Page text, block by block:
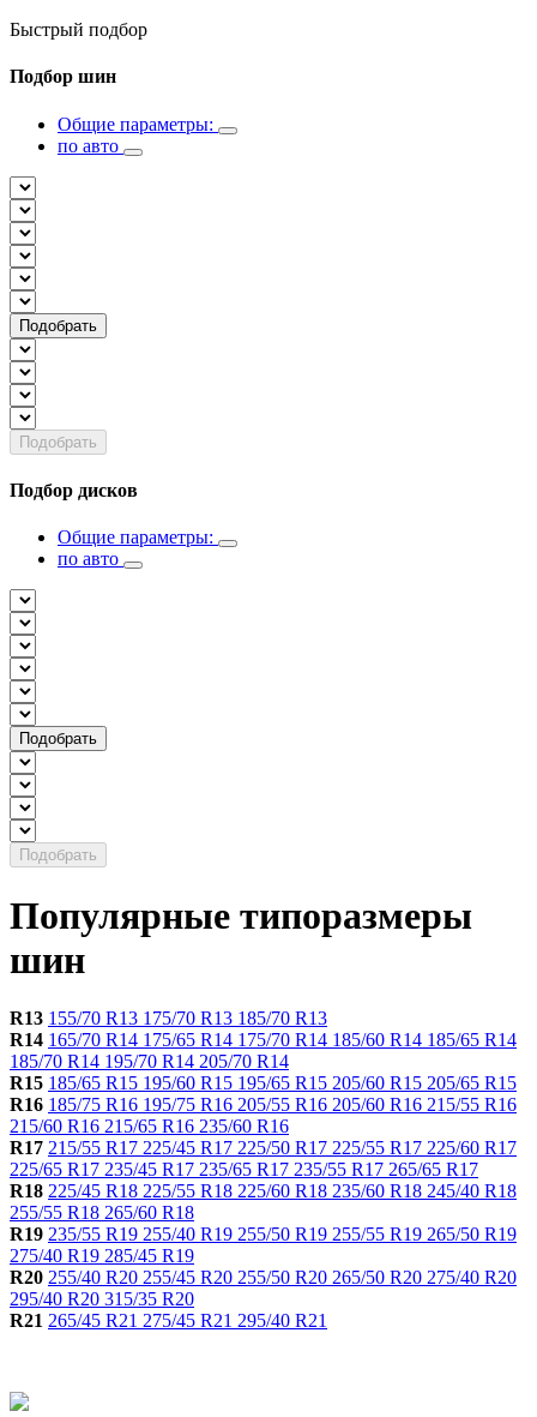
Быстрый подбор
Подбор шин
Общие параметры:
по авто
Подобрать
Подобрать
Подбор дисков
Общие параметры:
по авто
Подобрать
Подобрать
Популярные типоразмеры
шин
R13 155/70 R13 175/70 R13 185/70 R13
R14 165/70 R14 175/65 R14 175/70 R14 185/60 R14 185/65 R14
185/70 R14 195/70 R14 205/70 R14
R15 185/65 R15 195/60 R15 195/65 R15 205/60 R15 205/65 R15
R16 185/75 R16 195/75 R16 205/55 R16 205/60 R16 215/55 R16
215/60 R16 215/65 R16 235/60 R16
R17 215/55 R17 225/45 R17 225/50 R17 225/55 R17 225/60 R17
225/65 R17 235/45 R17 235/65 R17 235/55 R17 265/65 R17
R18 225/45 R18 225/55 R18 225/60 R18 235/60 R18 245/40 R18
255/55 R18 265/60 R18
R19 235/55 R19 255/40 R19 255/50 R19 255/55 R19 265/50 R19
275/40 R19 285/45 R19
R20 255/40 R20 255/45 R20 255/50 R20 265/50 R20 275/40 R20
295/40 R20 315/35 R20
R21 265/45 R21 275/45 R21 295/40 R21